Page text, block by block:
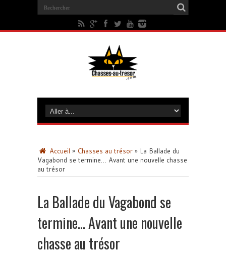
Accueil » Chasses au trésor » La Ballade du
Vagabond se termine… Avant une nouvelle chasse
au trésor
La Ballade du Vagabond se
termine… Avant une nouvelle
chasse au trésor